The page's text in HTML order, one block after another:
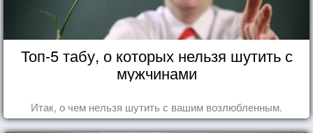
Топ-5 табу, о которых нельзя шутить с
мужчинами
Итак, о чем нельзя шутить с вашим возлюбленным.